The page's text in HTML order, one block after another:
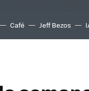
Café Jeff Bezos